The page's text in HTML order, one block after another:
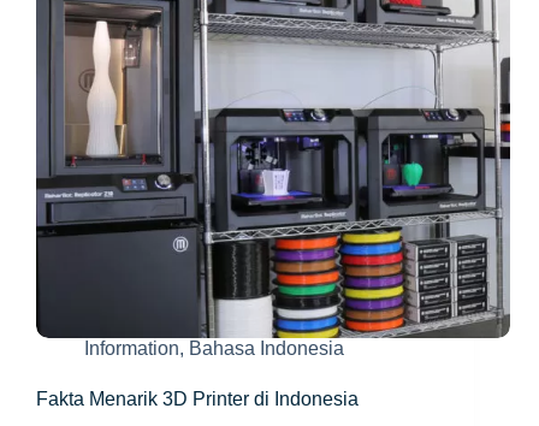
Information, Bahasa Indonesia
Fakta Menarik 3D Printer di Indonesia